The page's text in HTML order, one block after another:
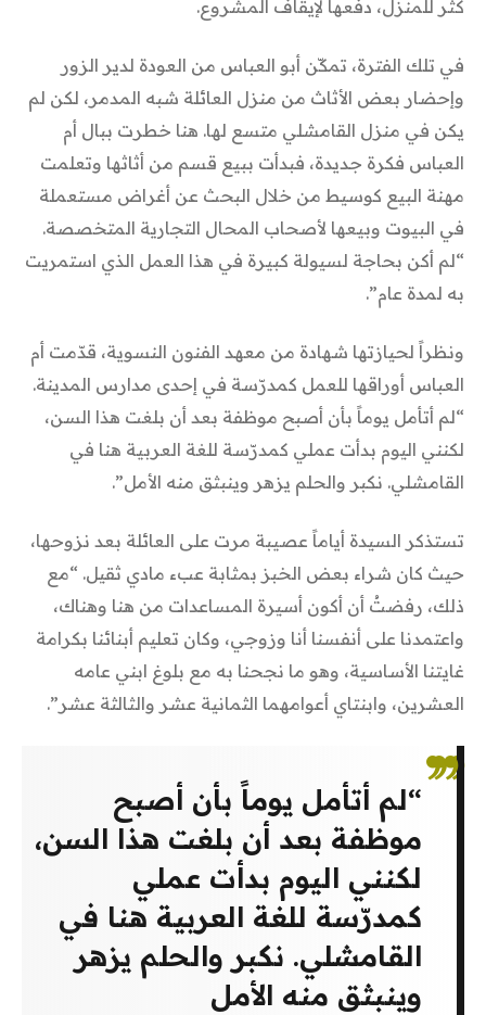
كثر للمنزل، دفعها لإيقاف المشروع.
في تلك الفترة، تمكّن أبو العباس من العودة لدير الزور
وإحضار بعض الأثاث من منزل العائلة شبه المدمر، لكن لم
يكن في منزل القامشلي متسع لها. هنا خطرت ببال أم
العباس فكرة جديدة، فبدأت ببيع قسم من أثاثها وتعلمت
مهنة البيع كوسيط من خلال البحث عن أغراض مستعملة
في البيوت وبيعها لأصحاب المحال التجارية المتخصصة.
“لم أكن بحاجة لسيولة كبيرة في هذا العمل الذي استمريت
به لمدة عام”.
ونظراً لحيازتها شهادة من معهد الفنون النسوية، قدّمت أم
العباس أوراقها للعمل كمدرّسة في إحدى مدارس المدينة.
“لم أتأمل يوماً بأن أصبح موظفة بعد أن بلغت هذا السن،
لكنني اليوم بدأت عملي كمدرّسة للغة العربية هنا في
القامشلي. نكبر والحلم يزهر وينبثق منه الأمل”.
تستذكر السيدة أياماً عصيبة مرت على العائلة بعد نزوحها،
حيث كان شراء بعض الخبز بمثابة عبء مادي ثقيل. “مع
ذلك، رفضتُ أن أكون أسيرة المساعدات من هنا وهناك،
واعتمدنا على أنفسنا أنا وزوجي، وكان تعليم أبنائنا بكرامة
غايتنا الأساسية، وهو ما نجحنا به مع بلوغ ابني عامه
العشرين، وابنتاي أعوامهما الثمانية عشر والثالثة عشر”.
“لم أتأمل يوماً بأن أصبح
موظفة بعد أن بلغت هذا السن،
لكنني اليوم بدأت عملي
كمدرّسة للغة العربية هنا في
القامشلي. نكبر والحلم يزهر
وينبثق منه الأمل